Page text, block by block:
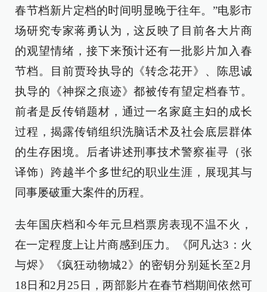
春节档新片定档的时间明显晚于往年。”电影市
场研究专家蒋勇认为，这反映了目前各大片商
的观望情绪，接下来预计还有一批影片加入春
节档。目前贾玲执导的《转念花开》、陈思诚
执导的《神探之痕迹》都被传有望定档春节。
前者是反传销题材，通过一名家庭主妇的成长
过程，揭露传销组织洗脑话术及社会底层群体
的生存困境。后者讲述刑事技术警察崔寻（张
译饰）跨越半个多世纪的职业生涯，展现其与
同事屡破重大案件的历程。
去年国庆档和今年元旦档票房表现不温不火，
在一定程度上让片商感到压力。《阿凡达3：火
与烬》《疯狂动物城2》的密钥分别延长至2月
18日和2月25日，两部影片在春节档期间依然可